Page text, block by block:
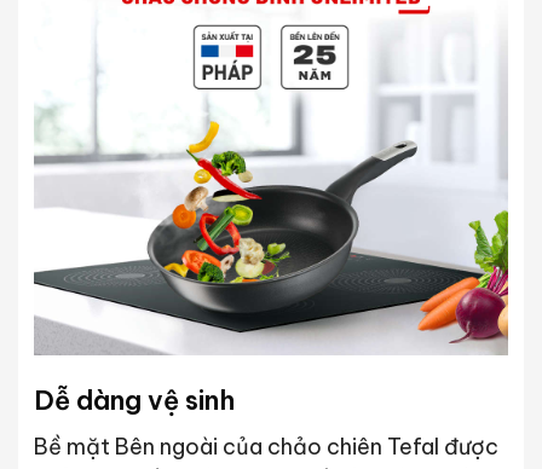
Dễ dàng vệ sinh
Bề mặt Bên ngoài của chảo chiên Tefal được